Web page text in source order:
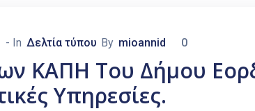
- In Δελτία τύπου By mioannid 0
ΚΑΠΗ Του Δήμου
Υπηρεσίες.